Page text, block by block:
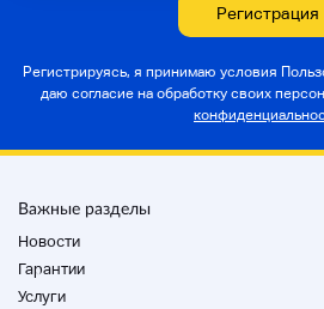
Регистрация
Регистрируясь, я принимаю условия
даю согласие на обработку своих
Важные разделы
Новости
Гарантии
Услуги